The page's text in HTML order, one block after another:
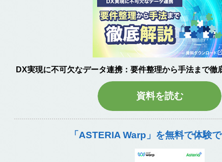
DX実現に不可欠なデータ連携：要件整理から手法まで徹
資料を読む
「ASTERIA Warp」を無料で体験